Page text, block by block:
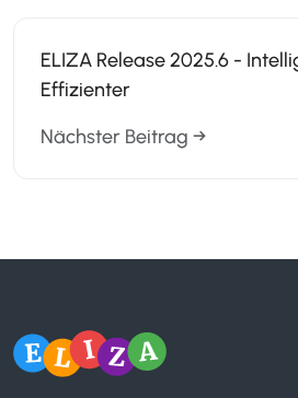
ELIZA Release 2025.6 -
Effizienter
Nächster Beitrag →